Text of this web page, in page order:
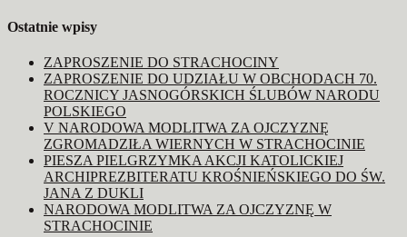
Ostatnie wpisy
ZAPROSZENIE DO STRACHOCINY
ZAPROSZENIE DO UDZIAŁU W OBCHODACH 70.
ROCZNICY JASNOGÓRSKICH ŚLUBÓW NARODU
POLSKIEGO
V NARODOWA MODLITWA ZA OJCZYZNĘ
ZGROMADZIŁA WIERNYCH W STRACHOCINIE
PIESZA PIELGRZYMKA AKCJI KATOLICKIEJ
ARCHIPREZBITERATU KROŚNIEŃSKIEGO DO ŚW.
JANA Z DUKLI
NARODOWA MODLITWA ZA OJCZYZNĘ W
STRACHOCINIE